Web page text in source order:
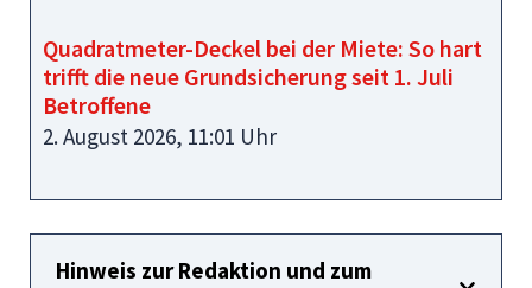
Quadratmeter-Deckel bei der Miete: So hart
trifft die neue Grundsicherung seit 1. Juli
Betroffene
2. August 2026, 11:01 Uhr
Hinweis zur Redaktion und zum